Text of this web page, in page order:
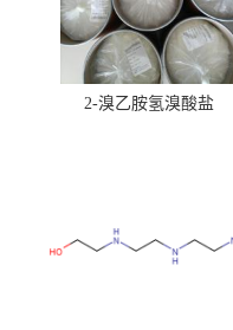
2-溴乙胺氢溴酸盐